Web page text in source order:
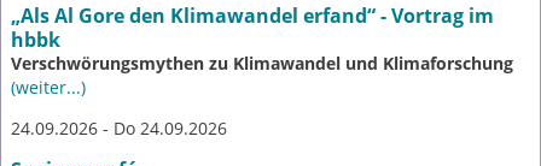
„Als Al Gore den Klimawandel erfand“ - Vortrag im
hbbk
Verschwörungsmythen zu Klimawandel und Klimaforschung
(weiter...)
24.09.2026 - Do 24.09.2026